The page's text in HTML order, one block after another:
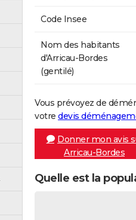
Code Insee
Nom des habitants
d'Arricau-Bordes
(gentilé)
Vous prévoyez de
votre devis
Donner mon avis
Arricau-Bordes
Quelle est la